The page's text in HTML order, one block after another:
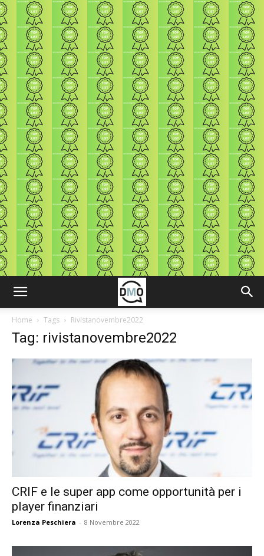
Home Tags Rivistanovembre2022
Tag: rivistanovembre2022
CRIF e le super app come opportunità per i
player finanziari
Lorenza Peschiera - 8 Novembre 2022